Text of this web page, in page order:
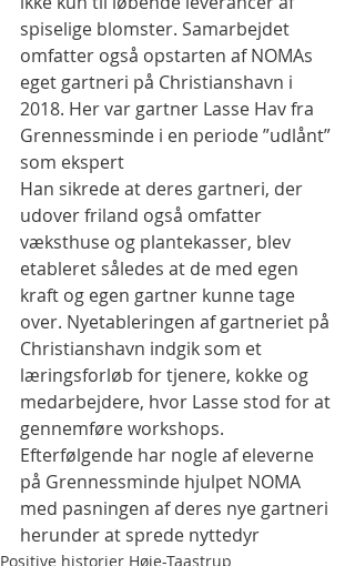
spiselige blomster. Samarbejdet
omfatter også opstarten af NOMAs
eget gartneri på Christianshavn i
2018. Her var gartner Lasse Hav fra
Grennessminde i en periode ”udlånt”
som ekspert
Han sikrede at deres gartneri, der
udover friland også omfatter
væksthuse og plantekasser, blev
etableret således at de med egen
kraft og egen gartner kunne tage
over. Nyetableringen af gartneriet på
Christianshavn indgik som et
læringsforløb for tjenere, kokke og
medarbejdere, hvor Lasse stod for at
gennemføre workshops.
Efterfølgende har nogle af eleverne
på Grennessminde hjulpet NOMA
med pasningen af deres nye gartneri
herunder at sprede nyttedyr
Positive historier Høje-Taastrup